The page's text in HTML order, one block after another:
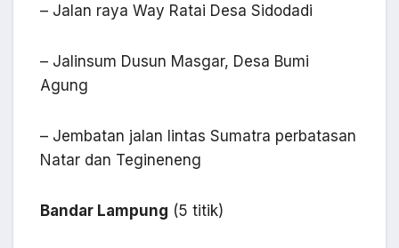
– Jalan raya Way Ratai Desa Sidodadi
– Jalinsum Dusun Masgar, Desa Bumi
Agung
– Jembatan jalan lintas Sumatra perbatasan
Natar dan Tegineneng
Bandar Lampung (5 titik)